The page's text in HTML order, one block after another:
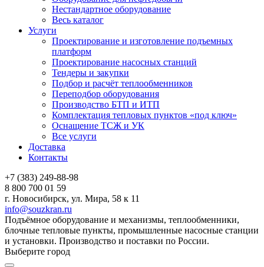
Нестандартное оборудование
Весь каталог
Услуги
Проектирование и изготовление подъемных
платформ
Проектирование насосных станций
Тендеры и закупки
Подбор и расчёт теплообменников
Переподбор оборудования
Производство БТП и ИТП
Комплектация тепловых пунктов «под ключ»
Оснащение ТСЖ и УК
Все услуги
Доставка
Контакты
+7 (383) 249-88-98
8 800 700 01 59
г. Новосибирск, ул. Мира, 58 к 11
info@souzkran.ru
Подъёмное оборудование и механизмы, теплообменники,
блочные тепловые пункты, промышленные насосные станции
и установки. Производство и поставки по России.
Выберите город